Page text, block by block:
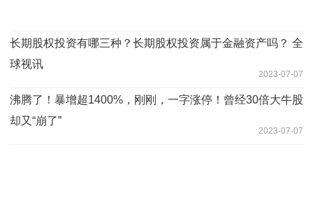
长期股权投资有哪三种？长期股权投资属于金融资产吗？ 全
球视讯
2023-07-07
沸腾了！暴增超1400%，刚刚，一字涨停！曾经30倍大牛股
却又“崩了”
2023-07-07